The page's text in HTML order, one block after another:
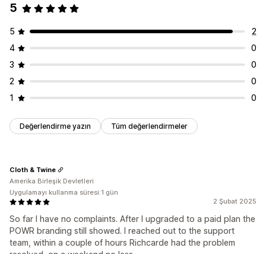
5
5
2
4
0
3
0
2
0
1
0
Değerlendirme yazın Tüm değerlendirmeler
2 Şubat 2025
So far I have no complaints. After I upgraded to a paid plan the
POWR branding still showed. I reached out to the support
team, within a couple of hours Richcarde had the problem
Cloth & Twine
Amerika Birleşik Devletleri
Uygulamayı kullanma süresi:1 gün